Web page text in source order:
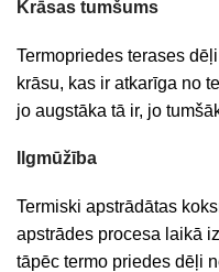
Krāsas tumšums
Termopriedes terases
krāsu, kas ir atkarīga no
jo augstāka tā ir, jo
Ilgmūžība
Termiski apstrādātas
apstrādes procesa laikā
tāpēc termo priedes dēļi